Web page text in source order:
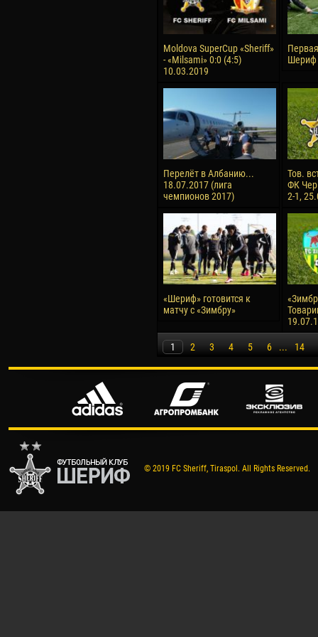
Moldova SuperCup «Sheriff»
- «Milsami» 0:0 (4:5)
10.03.2019
Шериф
Перелёт в Албанию...
18.07.2017 (лига
чемпионов 2017)
Тов.
ФК
2-1,
«Шериф» готовится к
матчу с «Зимбру»
1 2 3 4 5 6 ... 14
© 2019 FC Sheriff, Tiraspol. All Rights Reserved.